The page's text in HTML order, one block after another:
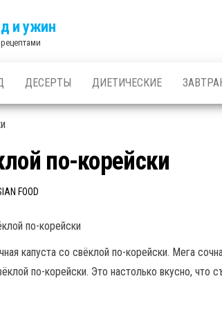
и ужин
ДЕСЕРТЫ ДИЕТИЧЕСКИЕ
по-корейски
FOOD
капуста со свёклой по-корейски. Мега
по-корейски. Это настолько вкусно, что